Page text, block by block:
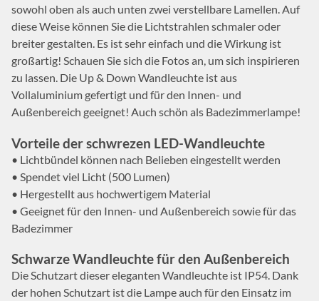
sowohl oben als auch unten zwei verstellbare Lamellen. Auf
diese Weise können Sie die Lichtstrahlen schmaler oder
breiter gestalten. Es ist sehr einfach und die Wirkung ist
großartig! Schauen Sie sich die Fotos an, um sich inspirieren
zu lassen. Die Up & Down Wandleuchte ist aus
Vollaluminium gefertigt und für den Innen- und
Außenbereich geeignet! Auch schön als Badezimmerlampe!
Vorteile der schwrezen LED-Wandleuchte
• Lichtbündel können nach Belieben eingestellt werden
• Spendet viel Licht (500 Lumen)
• Hergestellt aus hochwertigem Material
• Geeignet für den Innen- und Außenbereich sowie für das
Badezimmer
Schwarze Wandleuchte für den Außenbereich
Die Schutzart dieser eleganten Wandleuchte ist IP54. Dank
der hohen Schutzart ist die Lampe auch für den Einsatz im